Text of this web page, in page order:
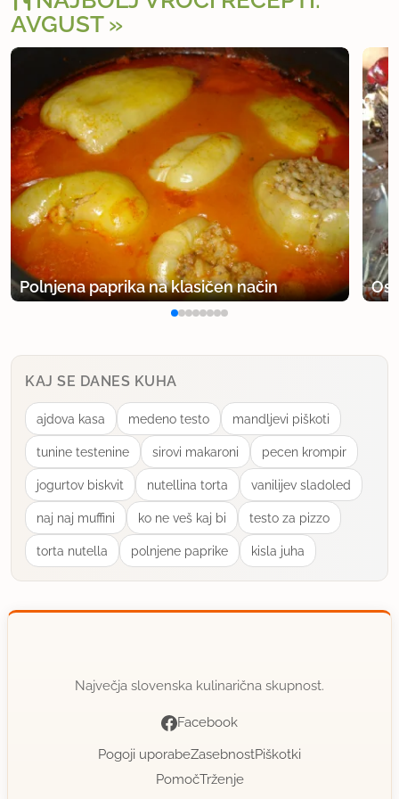
AVGUST
Polnjena paprika na klasičen način
KAJ SE DANES KUHA
ajdova kasa medeno testo mandljevi piškoti
tunine testenine sirovi makaroni pecen krompir
jogurtov biskvit nutellina torta vanilijev sladoled
naj naj muffini ko ne veš kaj bi testo za pizzo
torta nutella polnjene paprike kisla juha
Največja slovenska kulinarična skupnost.
Facebook
Pogoji uporabeZasebnostPiškotki
PomočTrženje